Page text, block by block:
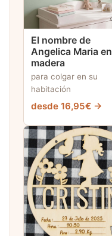
El nombre de
Angelica Maria en
madera
para colgar en su
habitación
desde 16,95€ →